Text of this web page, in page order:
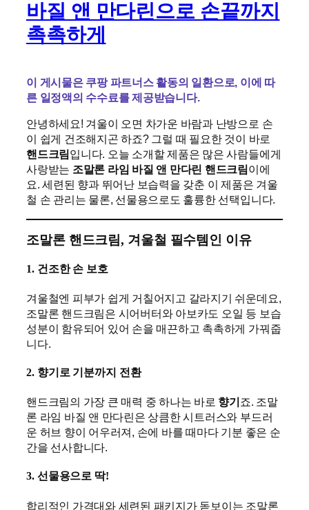
바질 앤 만다린으로 손끝까지
촉촉하게
이 게시물은 쿠팡 파트너스 활동의 일환으로, 이에 따
른 일정액의 수수료를 제공받습니다.
안녕하세요! 겨울이 오면 차가운 바람과 난방으로 손
이 쉽게 건조해지곤 하죠? 그럴 때 필요한 것이 바로
핸드크림입니다. 오늘 소개할 제품은 많은 사람들에게
사랑받는 조말론 라임 바질 앤 만다린 핸드크림이에
요. 세련된 향과 뛰어난 보습력을 갖춘 이 제품은 겨울
철 손 관리는 물론, 선물용으로도 훌륭한 선택입니다.
조말론 핸드크림, 겨울철 필수템인 이유
1. 건조한 손 보호
겨울철엔 피부가 쉽게 거칠어지고 갈라지기 쉬운데요,
조말론 핸드크림은 시어버터와 아보카도 오일 등 보습
성분이 함유되어 있어 손을 매끈하고 촉촉하게 가꿔줍
니다.
2. 향기로 기분까지 전환
핸드크림의 가장 큰 매력 중 하나는 바로 향기 죠. 조말
론 라임 바질 앤 만다린은 상큼한 시트러스와 부드러
운 허브 향이 어우러져, 손에 바를 때마다 기분 좋은 순
간을 선사합니다.
3. 선물용으로 딱!
합리적인 가격대와 세련된 패키지가 돋보이는 조말론